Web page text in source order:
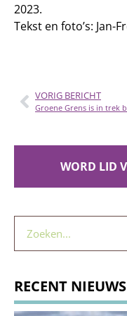
2023.
Tekst en foto’s: Jan-
VORIG BERICHT
WORD LID
RECENT NIEUWS